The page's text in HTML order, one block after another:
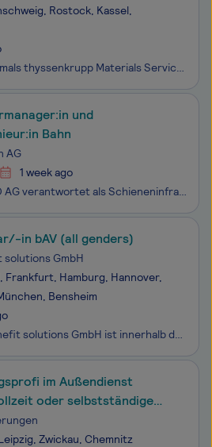
Rostock, Kassel,
tk accelis, ehemals thyssenkrupp Materials Services, ist einer der weltweit führenden Werkstoff-Händler und -Dienstleister entlang der gesamten Lieferkette. tk accelis vereint drei Geschäftsfelder in einem integrierten Angebot: Werkstoffhandel und -distribution, kundenspezifische Weiterverarbeitung
und
Bahn
AG
1 week ago
Die DB InfraGO AG verantwortet als Schieneninfrastrukturunternehmen der Deutschen Bahn mit über 51.000 Mitarbeitenden das rund 33.000 Kilometer lange Streckennetz. Damit stehen wir an der Spitze der europäischen Eisenbahninfrastrukturbetreiber für den Personen- und Güterverkehr. Als innovatives und
in bAV (all genders)
GmbH
Frankfurt, Hamburg, Hannover,
Bensheim
Die adesso benefit solutions GmbH ist innerhalb der adesso Group das Beratungsunternehmen für Pensionsstrategien. Wir beraten seit über 20 Jahren Unternehmen aller Größenordnungen, vom großen Bankhaus oder Logistikunternehmen über den mittelständischen Industriebetrieb bis zum kleinen Gewerbebetrieb
im Außendienst
oder selbstständige
HGB)
Zwickau, Chemnitz